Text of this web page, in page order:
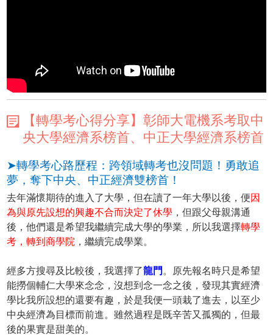
【轉學考心得分享】彰師大電機系考取中
央大學經濟系榜首、中正大學經濟系榜首
➤轉學考心路歷程：跨領域轉考也沒問題！勇敢追
夢，奪下中央、中正經濟雙榜首！
去年滿懷期待的進入了大學，但在讀了一年大學以後，便因
為與原先設想的興趣不合而決定了休學 ，但跟父母親溝通
後，他們還是希望我繼續完成大學的學業，所以我選擇轉學
考，轉到商學院 ，繼續完成學業。
經多方搜尋及比較後，我選擇了龍門 。原先報名時只是希望
能撈個輔仁大學來念念，沒想到念一念之後，發現其實經濟
學比我所設想的還要有趣，於是我便一頭栽了進去，以至少
中央經濟為目標而前進。雖然過程是既辛苦又孤獨的，但最
後的果實是甜美的。